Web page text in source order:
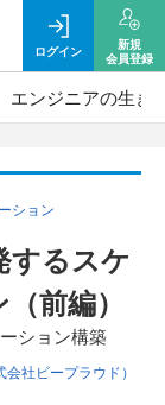
ログイン
新規
会員登録
エンジニアの生き
ション
るスケ
前編）
ション構築
社ビープラウド）